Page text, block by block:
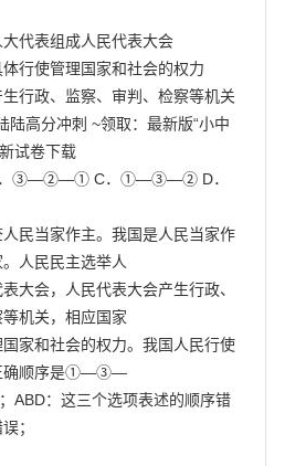
代表组成人民代表大会
行使管理国家和社会的权力
行政、监察、审判、检察等机关
陆高分冲刺 ~领取：最新版“小中
试卷下载
③—②—① C．①—③—② D．
人民当家作主。我国是人民当家作
人民民主选举人
大会，人民代表大会产生行政、
机关，相应国家
家和社会的权力。我国人民行使
确顺序是①—③—
ABD：这三个选项表述的顺序错
；